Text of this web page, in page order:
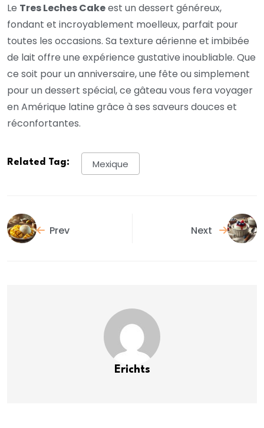
Le Tres Leches Cakeest un dessert généreux,
fondant et incroyablement moelleux, parfait pour
toutes les occasions. Sa texture aérienne et imbibée
de lait offre une expérience gustative inoubliable. Que
ce soit pour un anniversaire, une fête ou simplement
pour un dessert spécial, ce gâteau vous fera voyager
en Amérique latine grâce à ses saveurs douces et
réconfortantes.
Related Tag: Mexique
Prev Next
Erichts